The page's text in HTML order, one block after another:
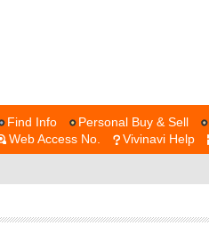
Find Info Personal Buy & Sell
Web Access No. Vivinavi Help